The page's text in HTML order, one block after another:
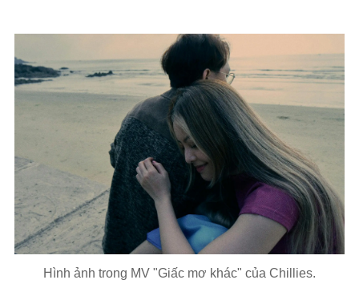
Hình ảnh trong MV "Giấc mơ khác" của Chillies.